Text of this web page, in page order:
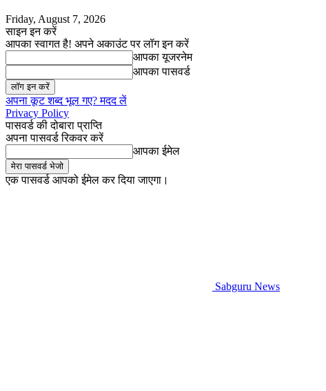
Friday, August 7, 2026
साइन इन करें
आपका स्वागत है! अपने अकाउंट पर लॉग इन करें
आपका यूजरनेम
आपका पासवर्ड
अपना कूट शब्द भूल गए? मदद लें
Privacy Policy
पासवर्ड की दोबारा प्राप्ति
अपना पासवर्ड रिकवर करें
आपका ईमेल
एक पासवर्ड आपको ईमेल कर दिया जाएगा।
Sabguru News